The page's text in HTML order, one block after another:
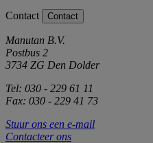
Contact Contact
Manutan B.V.
Postbus 2
3734 ZG Den Dolder
Tel: 030 - 229 61 11
Fax: 030 - 229 41 73
Stuur ons een e-mail
Contacteer ons